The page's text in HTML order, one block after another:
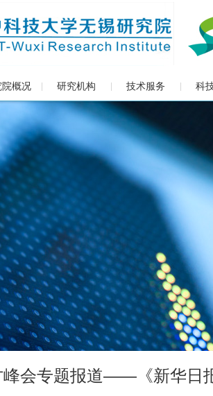
院概况 研究机构 技术服务 科
峰会专题报道——《新华日